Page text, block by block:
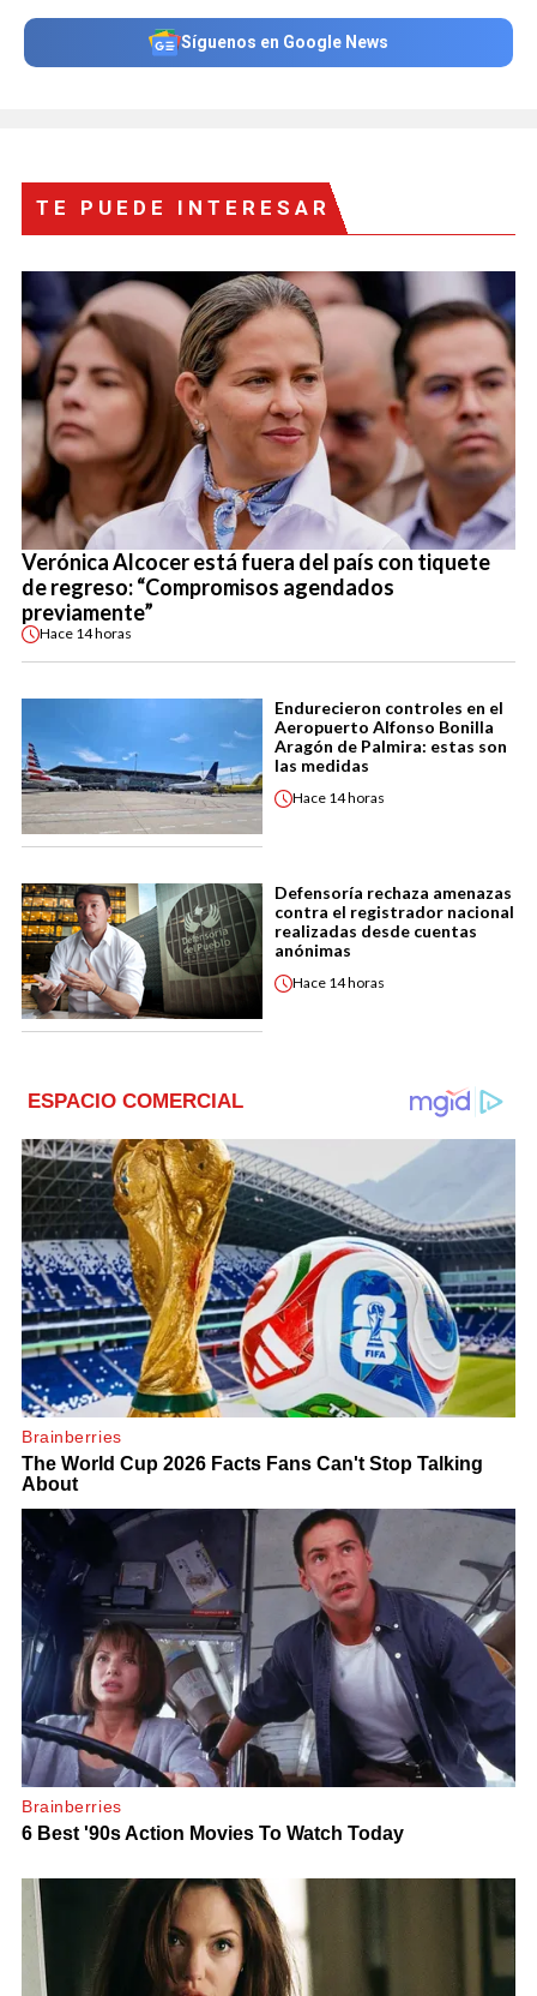
Síguenos en Google News
TE PUEDE INTERESAR
Verónica Alcocer está fuera del país con tiquete
de regreso: “Compromisos agendados
previamente”
Hace 14 horas
Endurecieron controles en el
Aeropuerto Alfonso Bonilla
Aragón de Palmira: estas son
las medidas
Hace 14 horas
Defensoría rechaza amenazas
contra el registrador nacional
realizadas desde cuentas
anónimas
Hace 14 horas